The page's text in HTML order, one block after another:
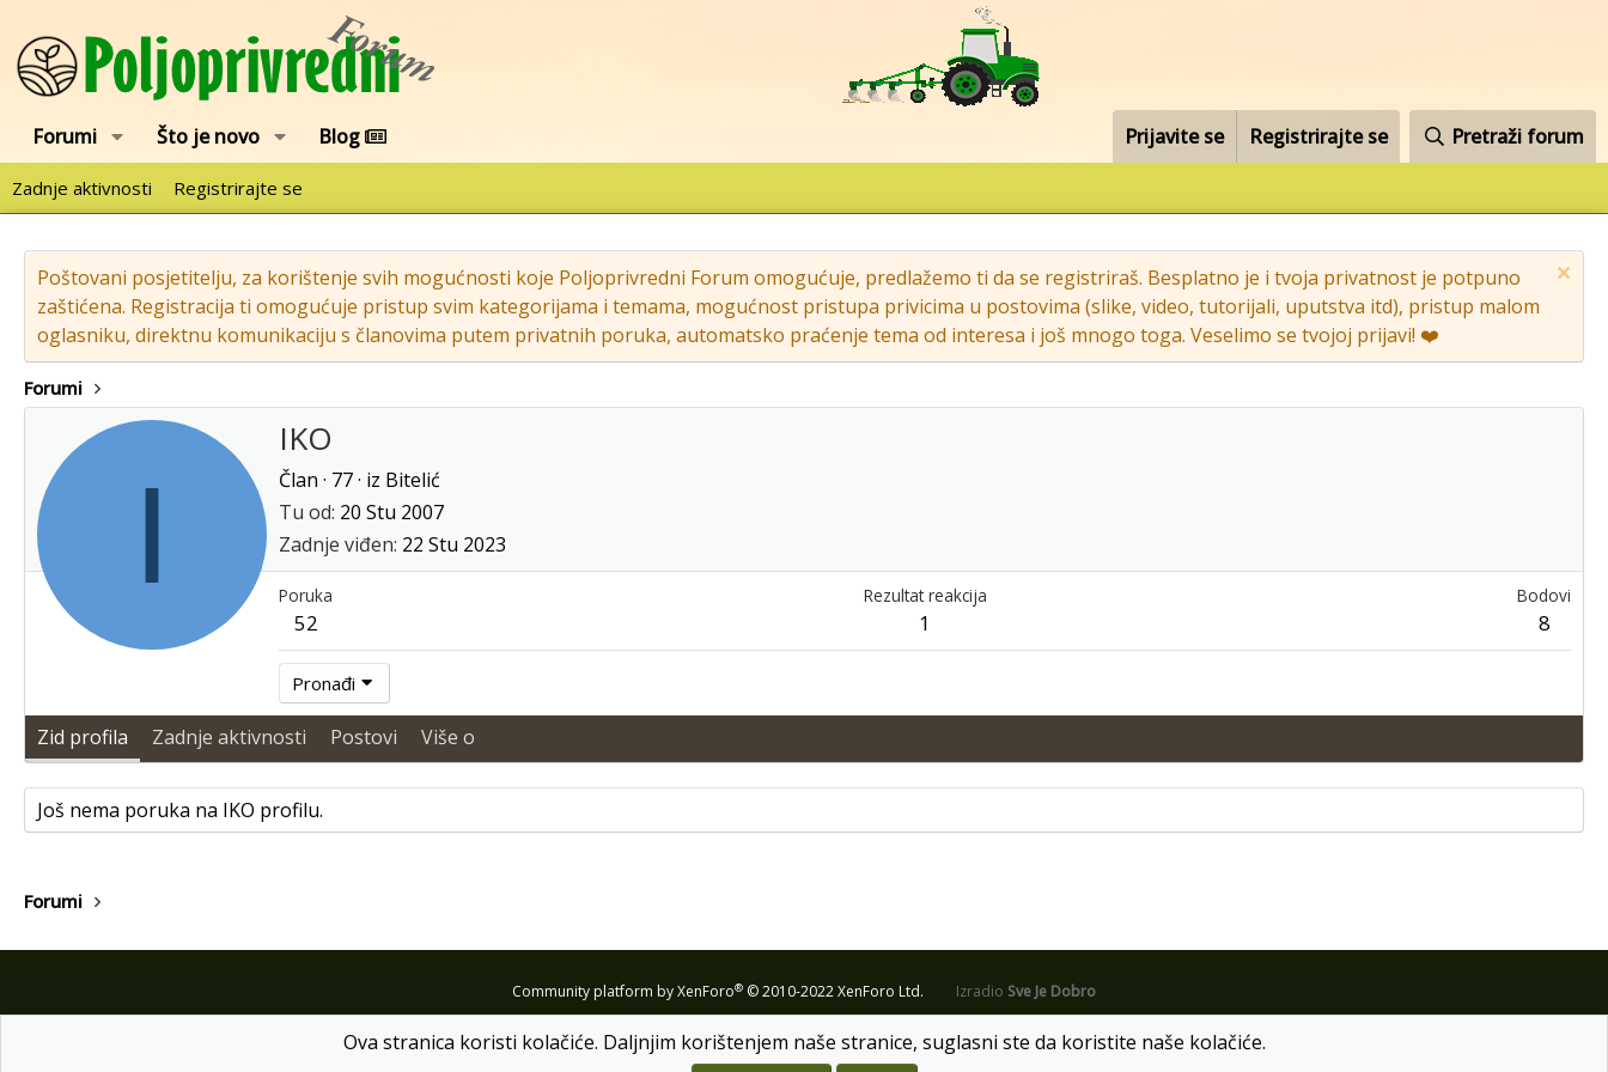
Forumi Što je novo Blog Prijavite se Registrirajte se Pretraži forum
Zadnje aktivnosti Registrirajte se
Poštovani posjetitelju, za korištenje svih mogućnosti koje Poljoprivredni Forum omogućuje, predlažemo ti da se registriraš. Besplatno je i tvoja privatnost je potpuno
zaštićena. Registracija ti omogućuje pristup svim kategorijama i temama, mogućnost pristupa privicima u postovima (slike, video, tutorijali, uputstva itd), pristup malom
oglasniku, direktnu komunikaciju s članovima putem privatnih poruka, automatsko praćenje tema od interesa i još mnogo toga. Veselimo se tvojoj prijavi! ❤️
Forumi
I
IKO
Član · 77· iz Bitelić
Tu od 20 Stu 2007
Zadnje viđen 22 Stu 2023
Poruka
52
Rezultat reakcija
1
Bodovi
8
Pronađi
Zid profila Zadnje aktivnosti Postovi Više o
Još nema poruka na IKO profilu.
Forumi
Community platform by XenForo® © 2010-2022 XenForo Ltd. Izradio Sve Je Dobro
Ova stranica koristi kolačiće. Daljnjim korištenjem naše stranice, suglasni ste da koristite naše kolačiće.